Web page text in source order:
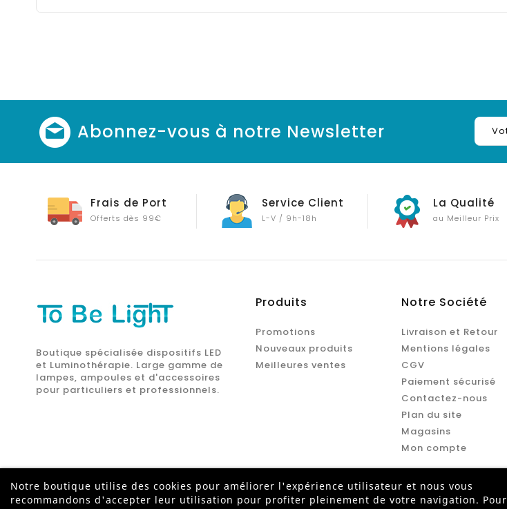
Abonnez-vous à notre Newsletter
Frais de Port
Offerts dès 99€
Service Client
L-V / 9h-18h
La Qualité
au Meilleur Prix
Boutique spécialisée dispositifs LED
et Luminothérapie. Large gamme de
lampes, ampoules et d'accessoires
pour particuliers et professionnels.
Produits
Promotions
Nouveaux produits
Meilleures ventes
Notre Société
Livraison et Retour
Mentions légales
CGV
Paiement sécurisé
Contactez-nous
Plan du site
Magasins
Mon compte
Notre boutique utilise des cookies pour améliorer l'expérience utilisateur et nous vous
recommandons d'accepter leur utilisation pour profiter pleinement de votre navigation. Pour